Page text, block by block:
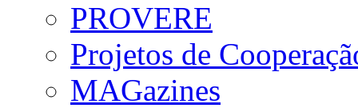
PROVERE
Projetos de
MAGazines